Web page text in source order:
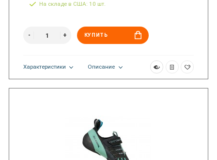
На складе в США: 10 шт.
КУПИТЬ
Характеристики Описание